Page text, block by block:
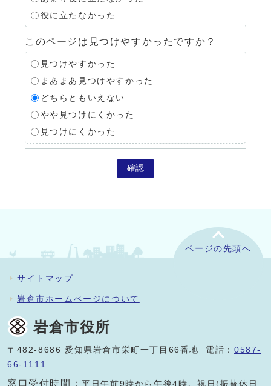
役に立たなかった
このページは見つけやすかったですか？
見つけやすかった
まあまあ見つけやすかった
どちらともいえない
やや見つけにくかった
見つけにくかった
確認
ページの先頭へ
サイトマップ
岩倉市ホームページについて
岩倉市役所
〒482-8686 愛知県岩倉市栄町一丁目66番地 電話：0587-
66-1111
窓口受付時間：平日午前9時から午後4時。祝日(振替休日